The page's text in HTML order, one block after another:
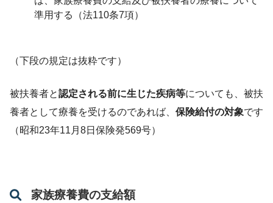
準用する（法110条7項）
（下段の規定は抜粋です）
被扶養者と認定される前に生じた疾病等についても、被扶
養者として療養を受けるのであれば、 保険給付の対象です
（昭和23年11月8日保険発569号）
家族療養費の支給額